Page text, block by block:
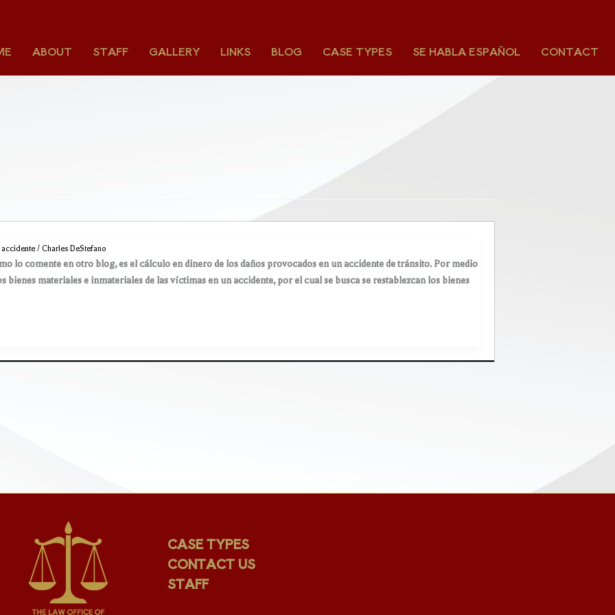
ABOUT STAFF GALLERY LINKS BLOG CASE TYPES SE HABLA ESPAÑOL CONTACT
accidente / Charles DeStefano
lo comente en otro blog, es el cálculo en dinero de los daños provocados en un accidente de tránsito. Por medio
bienes materiales e inmateriales de las víctimas en un accidente, por el cual se busca se restablezcan los bienes
CASE TYPES
CONTACT US
STAFF